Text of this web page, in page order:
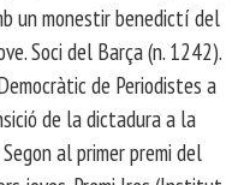
un monestir benedictí del
Soci del Barça (n. 1242).
de Periodistes a
de la dictadura a la
al primer premi del